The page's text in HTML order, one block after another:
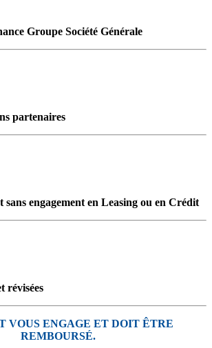
Groupe Société Générale
partenaires
engagement en Leasing ou en Crédit
révisées
VOUS ENGAGE ET DOIT ÊTRE
REMBOURSÉ.